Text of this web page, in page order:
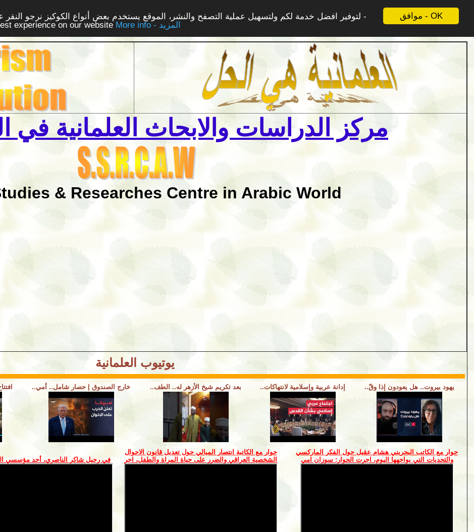
موافق - OK
لتوفير افضل خدمة لكم ولتسهيل عملية التصفح والنشر، الموقع يستخدم بعض أنواع الكوكيز نرجو
experience on our website
More info - المزيد
مركز الدراسات والابحاث العلمانية في
& Researches Centre in Arabic World
يوتيوب العلمانية
خارج الصندوق | حصار شامل.. أمي.. بعد تكريم شيخ الأزهر له.. الطف.. إدانة عربية وإسلامية لانتهاكات.. يهود بيروت.. هل يعودون إذا وقّ..
في رحيل شاكر الناصري، أحد مؤسسي
حوار مع الكاتبة انتصار الميالي حول تعديل قانون الاحوال
الشخصية العراقي والضرر على حياة المراة والطفل، اجر
حوار مع الكاتب البحريني هشام عقيل حول الفكر الماركسي
والتحديات التي يواجهها اليوم، اجرت الحوار: سوزان امي